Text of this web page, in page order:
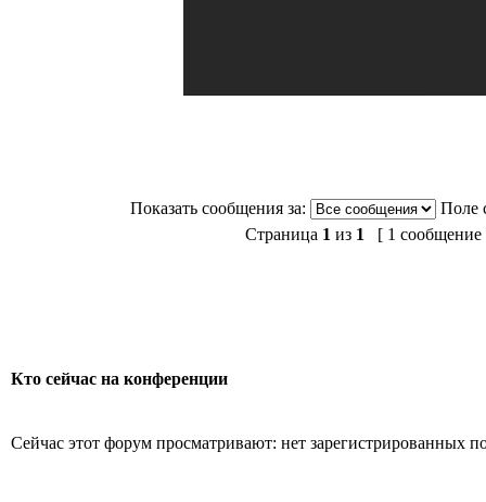
Показать сообщения за:
Поле
Страница 1 из 1 [ 1 сообщение
Кто сейчас на конференции
Сейчас этот форум просматривают: нет зарегистрированных